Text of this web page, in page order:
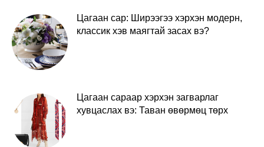
Цагаан сар: Ширээгээ хэрхэн модерн,
классик хэв маягтай засах вэ?
Цагаан сараар хэрхэн загварлаг
хувцаслах вэ: Таван өвөрмөц төрх